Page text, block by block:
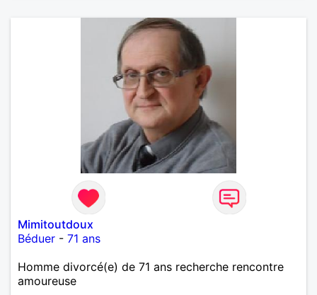
Mimitoutdoux
Béduer - 71 ans
Homme divorcé(e) de 71 ans recherche rencontre
amoureuse